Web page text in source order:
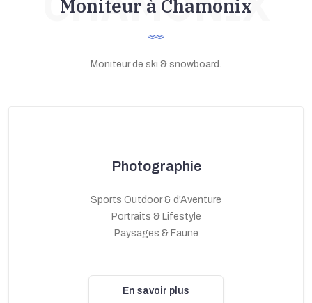
Moniteur à Chamonix
Moniteur de ski & snowboard.
Photographie
Sports Outdoor & d'Aventure
Portraits & Lifestyle
Paysages & Faune
En savoir plus